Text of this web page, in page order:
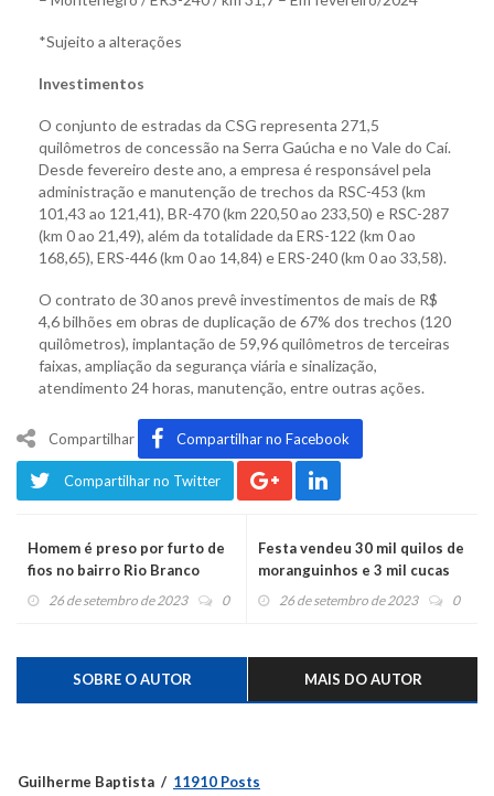
*Sujeito a alterações
Investimentos
O conjunto de estradas da CSG representa 271,5
quilômetros de concessão na Serra Gaúcha e no Vale do Caí.
Desde fevereiro deste ano, a empresa é responsável pela
administração e manutenção de trechos da RSC-453 (km
101,43 ao 121,41), BR-470 (km 220,50 ao 233,50) e RSC-287
(km 0 ao 21,49), além da totalidade da ERS-122 (km 0 ao
168,65), ERS-446 (km 0 ao 14,84) e ERS-240 (km 0 ao 33,58).
O contrato de 30 anos prevê investimentos de mais de R$
4,6 bilhões em obras de duplicação de 67% dos trechos (120
quilômetros), implantação de 59,96 quilômetros de terceiras
faixas, ampliação da segurança viária e sinalização,
atendimento 24 horas, manutenção, entre outras ações.
Compartilhar Compartilhar no Facebook
Compartilhar no Twitter
Homem é preso por furto de
fios no bairro Rio Branco
26 de setembro de 2023 0
Festa vendeu 30 mil quilos de
moranguinhos e 3 mil cucas
26 de setembro de 2023 0
SOBRE O AUTOR MAIS DO AUTOR
Guilherme Baptista 11910 Posts